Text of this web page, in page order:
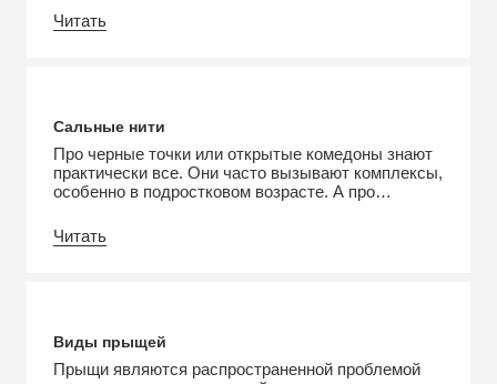
ксероз. Это нарушение не только сопровождается
дискомфортом, но и служит причиной многих
Читать
Сальные нити
Про черные точки или открытые комедоны знают
практически все. Они часто вызывают комплексы,
особенно в подростковом возрасте. А про
случаях они являются естественным состоянием
кожи, но в других относятся к косметическим
Читать
Виды прыщей
Прыщи являются распространенной проблемой